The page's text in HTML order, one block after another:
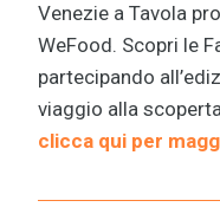
Venezie a Tavola
WeFood. Scopri le
partecipando
viaggio alla
clicca qui per